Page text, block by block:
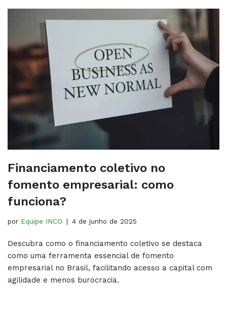
Financiamento coletivo no
fomento empresarial: como
funciona?
por Equipe INCO 4 de junho de 2025
Descubra como o financiamento coletivo se destaca
como uma ferramenta essencial de fomento
empresarial no Brasil, facilitando acesso a capital com
agilidade e menos burocracia.